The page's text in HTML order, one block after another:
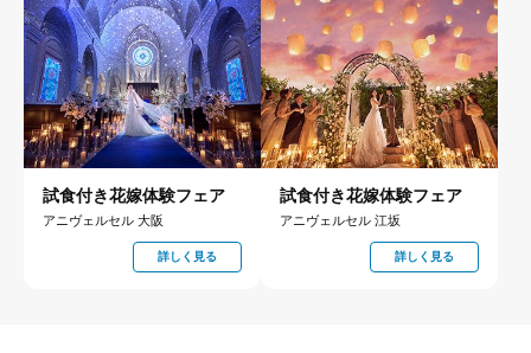
試食付き花嫁体験フェア
アニヴェルセル 大阪
詳しく見る
試食付き花嫁体験フェア
アニヴェルセル 江坂
詳しく見る